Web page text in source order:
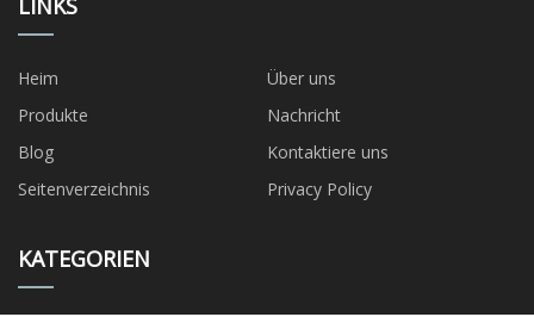
LINKS
Heim
Über uns
Produkte
Nachricht
Blog
Kontaktiere uns
Seitenverzeichnis
Privacy Policy
KATEGORIEN